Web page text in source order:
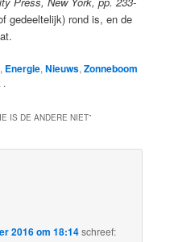
gedeeltelijk) rond is, en de
, Energie,Nieuws,Zonneboom
.
IS DE ANDERE NIET”
2016 om 18:14schreef: